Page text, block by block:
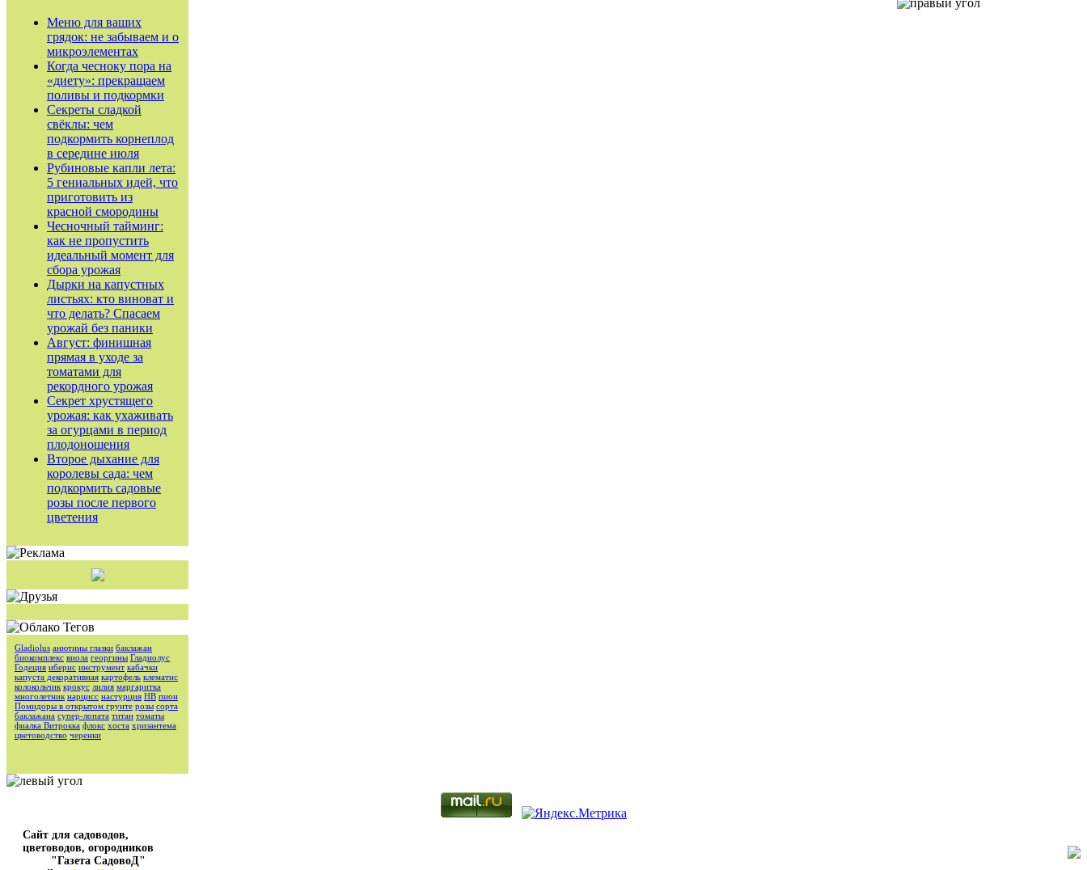
Меню для ваших
грядок: не забываем и о
микроэлементах
Когда чесноку пора на
«диету»: прекращаем
поливы и подкормки
Секреты сладкой
свёклы: чем
подкормить корнеплод
в середине июля
Рубиновые капли лета:
5 гениальных идей, что
приготовить из
красной смородины
Чесночный тайминг:
как не пропустить
идеальный момент для
сбора урожая
Дырки на капустных
листьях: кто виноват и
что делать? Спасаем
урожай без паники
Август: финишная
прямая в уходе за
томатами для
рекордного урожая
Секрет хрустящего
урожая: как ухаживать
за огурцами в период
плодоношения
Второе дыхание для
королевы сада: чем
подкормить садовые
розы после первого
цветения
Gladiolus анютины глазки баклажан
биокомплекс виола георгины Гладиолус
Годеция иберис инструмент кабачки
капуста декоративная картофель клематис
колокольчик крокус лилия маргаритка
многолетник нарцисс настурция НВ пион
Помидоры в открытом грунте розы сорта
баклажана супер-лопата титан томаты
фиалка Витрокка флокс хоста хризантема
цветоводство черенки
Сайт для садоводов,
цветоводов, огородников
"Газета СадовоД"